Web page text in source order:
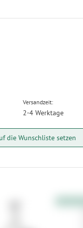
Versandzeit:
2-4 Werktage
die Wunschliste setzen